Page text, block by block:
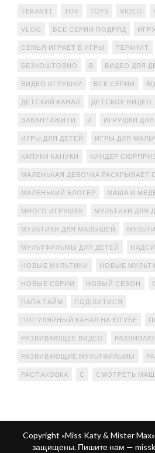
TERAN1T TOY TOYS VIDEO
VLOG ВСЕ СЕРИИ ПОДРЯД
СЕМЬЯ ИГРАЕТ В ИГРЫ ТЕРАНИТ
БЕЗКОШТОВНО В ВИДЕО ДЛЯ
ВИДЕО ИГРУШКИ ВСЕ СЕРИИ
ДЕТСКИЙ КАНАЛ ДЕТСКОЕ ВИДЕО
ЗАВАНТАЖИТИ И ИГРУШКИ ДЛЯ
ИГРЫ ДЛЯ ДЕТЕЙ ИГРЫ ДЛЯ
КАПУКИ КАНУКИ КИНДЕР
МАЛЕНЬКАЯ ДЕВОЧКА РАСКРЫВАЕТ
МАЛЕНЬКИЙ БЛОГЕР МАША И
МНОГО ИГРУШЕК МУЛЬТИКИ ДЛЯ
МУЛЬТИКИ ДЛЯ МАЛЫШЕЙ
МУЛЬТФИЛЬМЫ ДЛЯ ДЕТЕЙ
НОВЫЕ МУЛЬТИКИ НОВЫЕ
НОВЫЕ СЕРИИ НОВЫЙ СЕЗОН
ПАПА ТАЙМ ПОДІЛИТИСЯ
ПОПУЛЯРНЫЙ КАНАЛ НА ЮТУБЕ
РАЗВИВАЮЩЕЕ ВИДЕО
РАЗВИВАЮЩИЕ МУЛЬТФИЛЬМЫ
РАСПАКОВКА С СМОТРЕТЬ
Copyright «Miss Katy & Mister
защищены. Пишите нам —